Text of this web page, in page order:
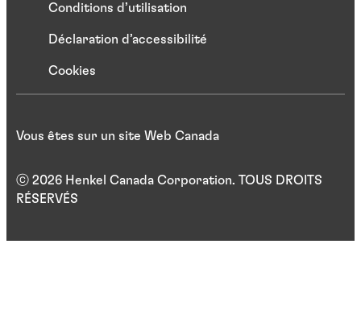
Conditions d’utilisation
Déclaration d’accessibilité
Cookies
ⓒ 2026 Henkel Canada Corporation. TOUS DROITS
RÉSERVÉS
Vous êtes sur un site Web Canada